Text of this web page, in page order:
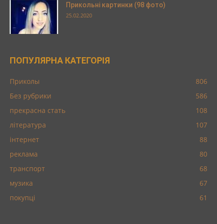
Прикольні картинки (98 фото)
25.02.2020
ПОПУЛЯРНА КАТЕГОРІЯ
Приколы
806
Без рубрики
586
прекрасна стать
108
література
107
інтернет
88
реклама
80
транспорт
68
музика
67
покупці
61